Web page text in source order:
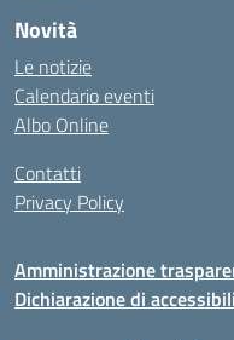
Novità
Le notizie
Calendario eventi
Albo Online
Contatti
Privacy Policy
Amministrazione
Dichiarazione di